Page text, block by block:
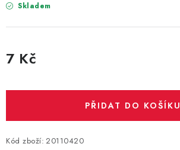
STUHY A MAŠLE
ORGANZY, STOLOVÉ ŠERPY
Skladem
7 Kč
PŘIDAT DO KOŠÍKU
Kód zboží: 20110420